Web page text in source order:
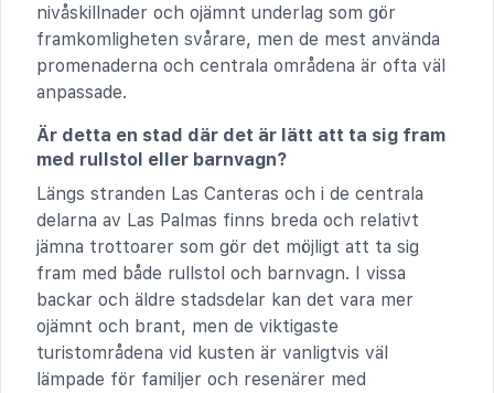
nivåskillnader och ojämnt underlag som gör
framkomligheten svårare, men de mest använda
promenaderna och centrala områdena är ofta väl
anpassade.
Är detta en stad där det är lätt att ta sig fram
med rullstol eller barnvagn?
Längs stranden Las Canteras och i de centrala
delarna av Las Palmas finns breda och relativt
jämna trottoarer som gör det möjligt att ta sig
fram med både rullstol och barnvagn. I vissa
backar och äldre stadsdelar kan det vara mer
ojämnt och brant, men de viktigaste
turistområdena vid kusten är vanligtvis väl
lämpade för familjer och resenärer med